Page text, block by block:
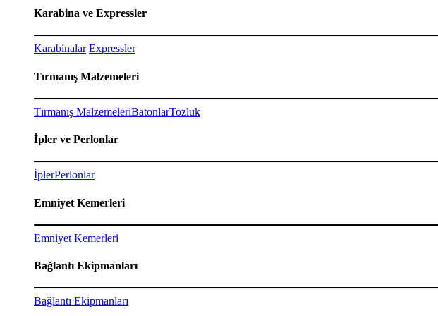
Karabina ve Expressler
Karabinalar Expressler
Tırmanış Malzemeleri
Tırmanış MalzemeleriBatonlarTozluk
İpler ve Perlonlar
İplerPerlonlar
Emniyet Kemerleri
Emniyet Kemerleri
Bağlantı Ekipmanları
Bağlantı Ekipmanları